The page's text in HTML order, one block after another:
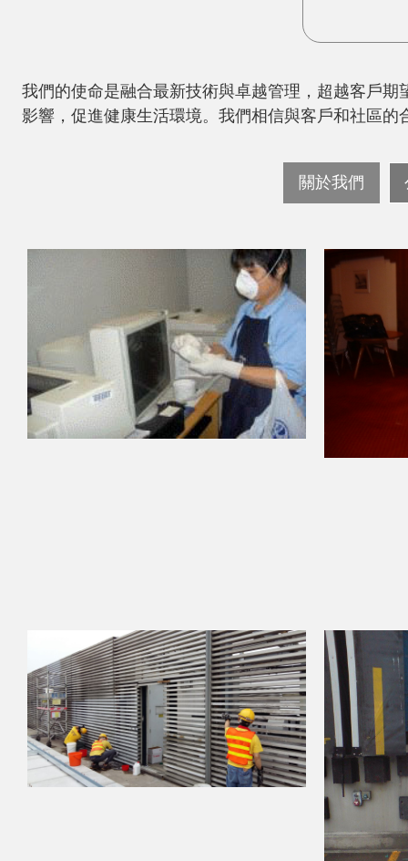
我們的使命是融合最新技術與卓越管理，超越客戶
影響，促進健康生活環境。我們相信與客戶和社區
關於我們